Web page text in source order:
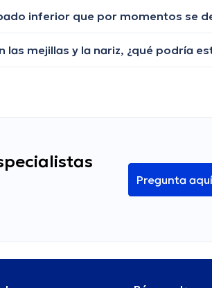
Pregunta aquí